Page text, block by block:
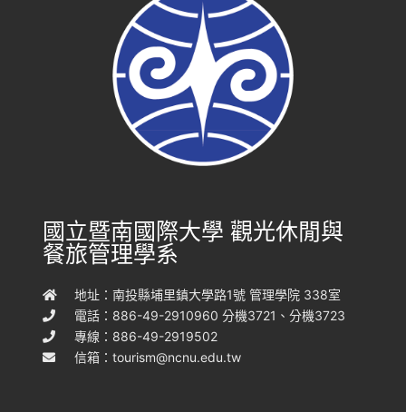
國立暨南國際大學 觀光休閒與
餐旅管理學系
地址：南投縣埔里鎮大學路1號 管理學院 338室
電話：886-49-2910960 分機3721、分機3723
專線：886-49-2919502
信箱：tourism@ncnu.edu.tw